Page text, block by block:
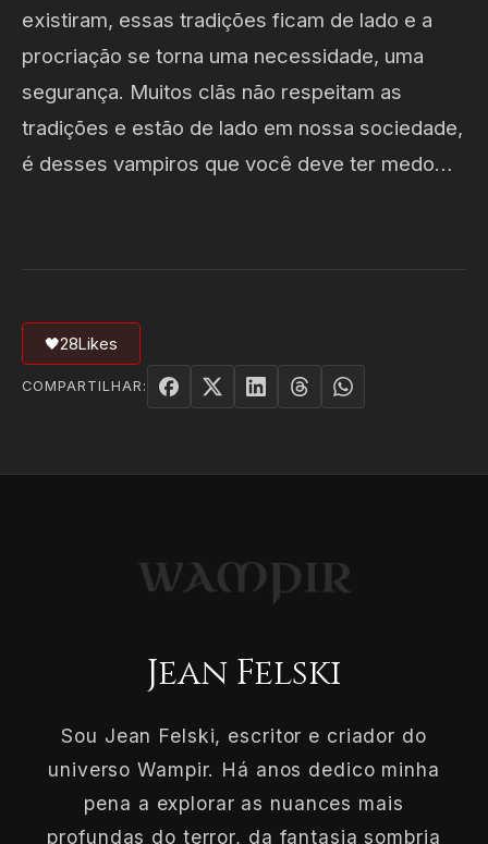
existiram, essas tradições ficam de lado e a
procriação se torna uma necessidade, uma
segurança. Muitos clãs não respeitam as
tradições e estão de lado em nossa sociedade,
é desses vampiros que você deve ter medo…
🖤28Likes
COMPARTILHAR:
Jean Felski
Sou Jean Felski, escritor e criador do
universo Wampir. Há anos dedico minha
pena a explorar as nuances mais
profundas do terror, da fantasia sombria